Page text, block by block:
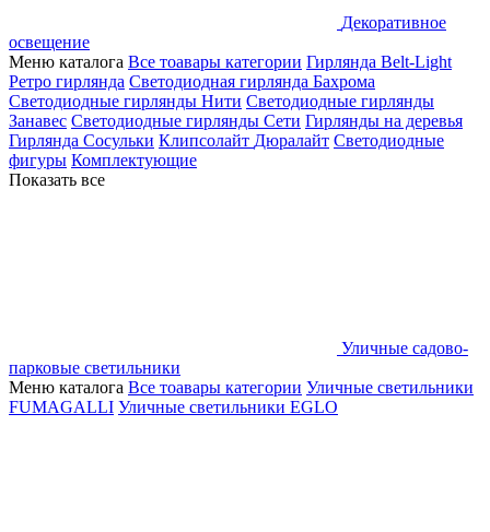
Декоративное
освещение
Меню каталога Все тоавары категории Гирлянда Belt-Light
Ретро гирлянда Светодиодная гирлянда Бахрома
Светодиодные гирлянды Нити Светодиодные гирлянды
Занавес Светодиодные гирлянды Сети Гирлянды на деревья
Гирлянда Сосульки Клипсолайт Дюралайт Светодиодные
фигуры Комплектующие
Показать все
Уличные садово-
парковые светильники
Меню каталога Все тоавары категории Уличные светильники
FUMAGALLI Уличные светильники EGLO